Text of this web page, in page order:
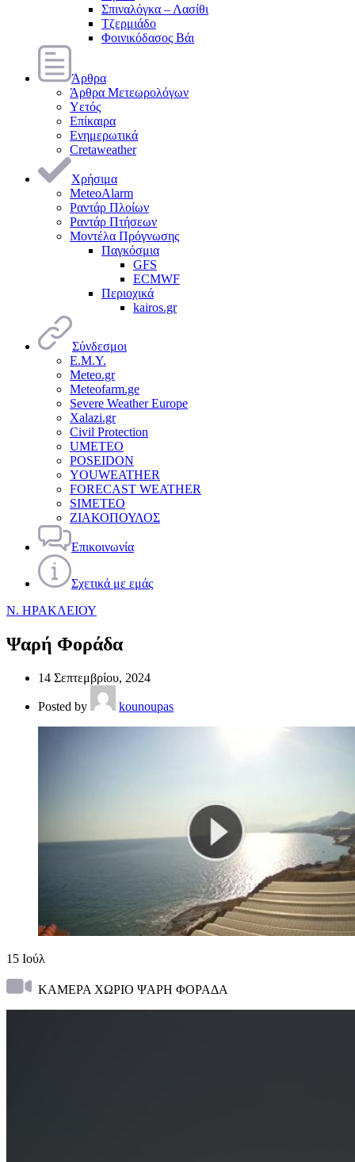
Σπιναλόγκα – Λασίθι
Τζερμιάδο
Φοινικόδασος Βάι
Άρθρα
Άρθρα Μετεωρολόγων
Υετός
Επίκαιρα
Ενημερωτικά
Cretaweather
Χρήσιμα
MeteoAlarm
Ραντάρ Πλοίων
Ραντάρ Πτήσεων
Μοντέλα Πρόγνωσης
Παγκόσμια
GFS
ECMWF
Περιοχικά
kairos.gr
Σύνδεσμοι
Ε.Μ.Υ.
Meteo.gr
Meteofarm.ge
Severe Weather Europe
Xalazi.gr
Civil Protection
UMETEO
POSEIDON
YOUWEATHER
FORECAST WEATHER
SIMETEO
ΖΙΑΚΟΠΟΥΛΟΣ
Επικοινωνία
Σχετικά με εμάς
Ν. ΗΡΑΚΛΕΙΟΥ
Ψαρή Φοράδα
14 Σεπτεμβρίου, 2024
Posted by kounoupas
15 Ιούλ
ΚΑΜΕΡΑ ΧΩΡΙΟ ΨΑΡΗ ΦΟΡΑΔΑ